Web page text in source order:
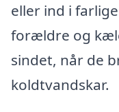
eller ind i
forældre og
sindet, når de
koldtvandskar.